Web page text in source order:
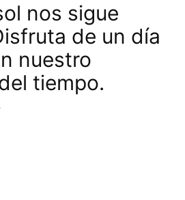
nos sigue
de un día
nuestro
tiempo.